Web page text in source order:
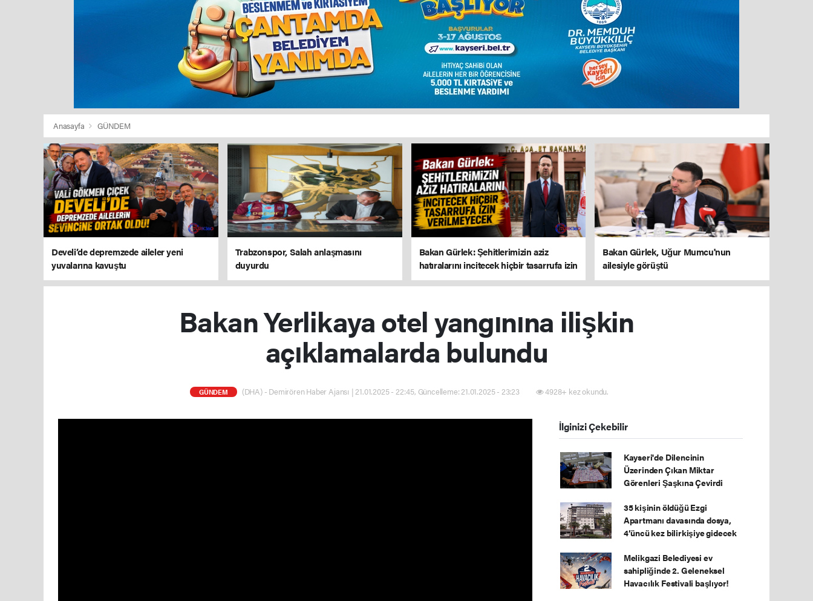
Anasayfa GÜNDEM
Develi’de depremzede aileler yeni
yuvalarına kavuştu
Trabzonspor, Salah anlaşmasını
duyurdu
Bakan Gürlek: Şehitlerimizin aziz
hatıralarını incitecek hiçbir tasarrufa izin
verilmeyecek
Bakan Gürlek, Uğur Mumcu'nun
ailesiyle görüştü
Bakan Yerlikaya otel yangınına ilişkin
açıklamalarda bulundu
GÜNDEM (DHA) - Demirören Haber Ajansı | 21.01.2025 - 22:45, Güncelleme: 21.01.2025 - 23:23 4928+ kez okundu.
İlginizi Çekebilir
Kayseri'de Dilencinin
Üzerinden Çıkan Miktar
Görenleri Şaşkına Çevirdi
35 kişinin öldüğü Ezgi
Apartmanı davasında dosya,
4’üncü kez bilirkişiye gidecek
Melikgazi Belediyesi ev
sahipliğinde 2. Geleneksel
Havacılık Festivali başlıyor!